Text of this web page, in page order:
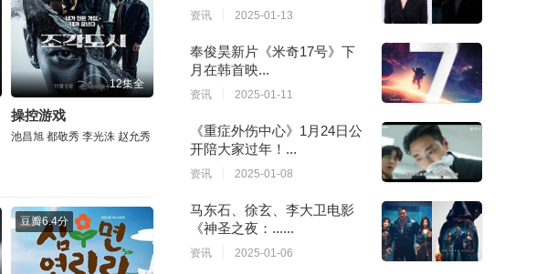
12集全
操控游戏
池昌旭 都敬秀 李光洙 赵允秀
豆瓣6.4分
资讯 2025-01-13
奉俊昊新片《米奇17号》下
月在韩首映...
资讯 2025-01-11
《重症外伤中心》1月24日公
开陪大家过年！...
资讯 2025-01-08
马东石、徐玄、李大卫电影
《神圣之夜：......
资讯 2025-01-06